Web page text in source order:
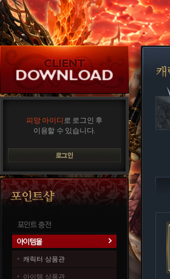
피망 아이디 로 로그인 후
이용할 수 있습니다.
캐릭터 상품관
아이템 상품관